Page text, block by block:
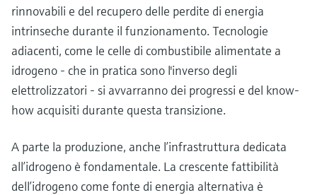
rinnovabili e del recupero delle perdite di energia
intrinseche durante il funzionamento. Tecnologie
adiacenti, come le celle di combustibile alimentate a
idrogeno - che in pratica sono l'inverso degli
elettrolizzatori - si avvarranno dei progressi e del know-
how acquisiti durante questa transizione.
A parte la produzione, anche l’infrastruttura dedicata
all’idrogeno è fondamentale. La crescente fattibilità
dell’idrogeno come fonte di energia alternativa è